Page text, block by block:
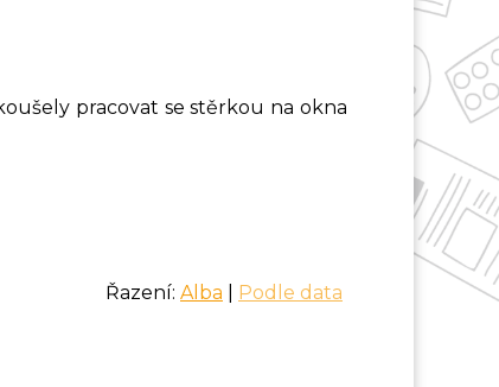
pracovat se stěrkou na okna
Řazení: Alba Podle data